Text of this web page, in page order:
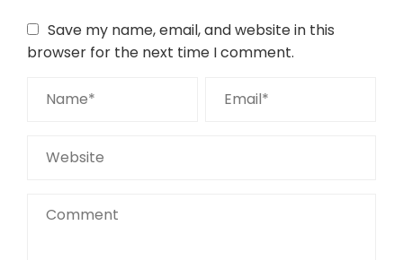
Save my name, email, and website in this
browser for the next time I comment.